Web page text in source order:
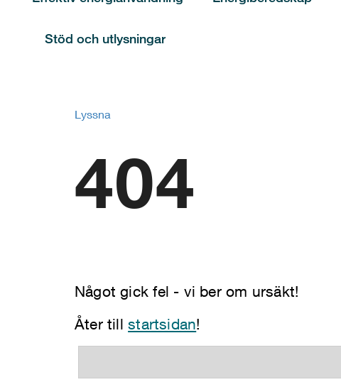
Stöd och utlysningar
Lyssna
404
Något gick fel - vi ber om ursäkt!
Åter tillstartsidan!